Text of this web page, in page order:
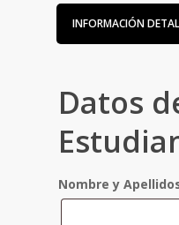
INFORMACIÓN
Datos
Nombre y